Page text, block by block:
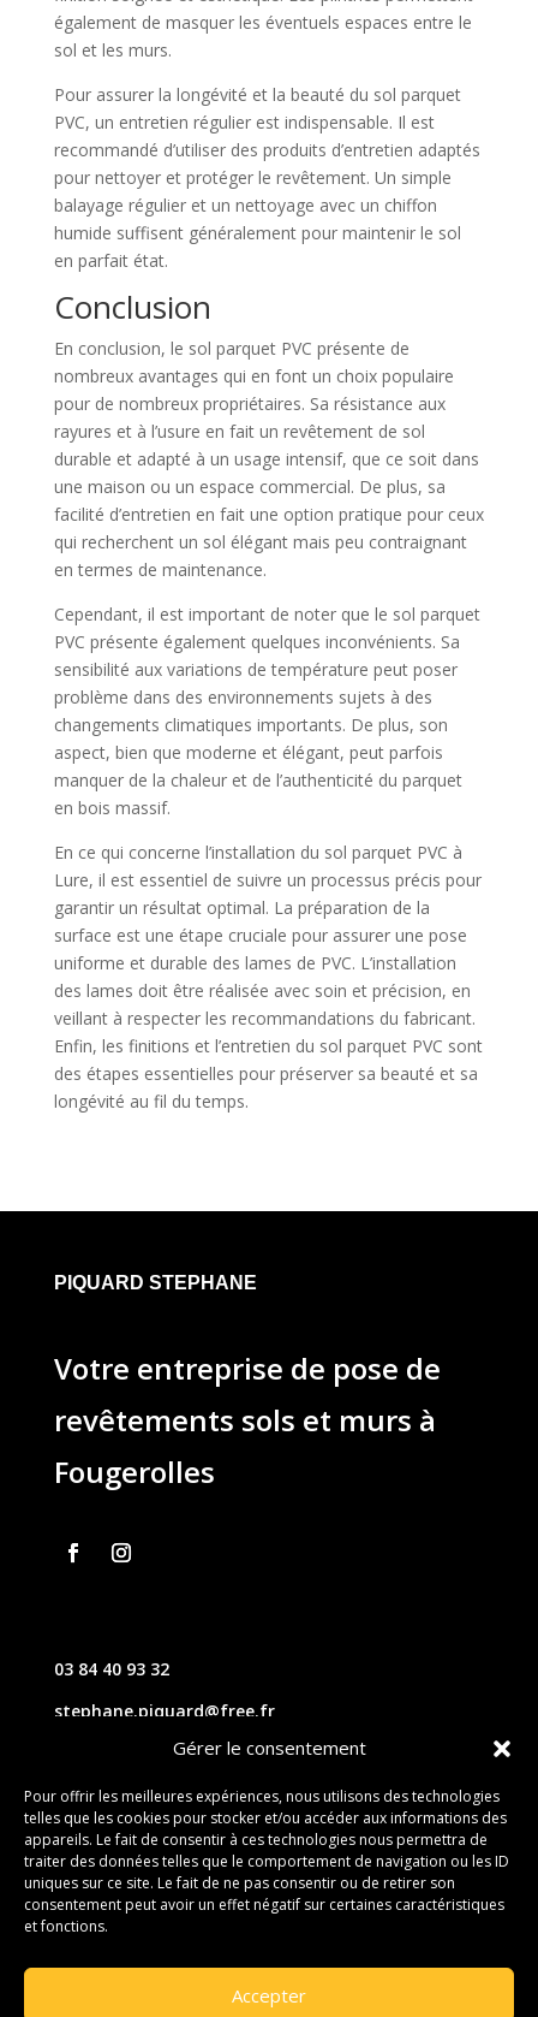
Gérer le consentement
Pour offrir les meilleures expériences, nous utilisons des technologies
telles que les cookies pour stocker et/ou accéder aux informations des
appareils. Le fait de consentir à ces technologies nous permettra de
traiter des données telles que le comportement de navigation ou les ID
uniques sur ce site. Le fait de ne pas consentir ou de retirer son
consentement peut avoir un effet négatif sur certaines caractéristiques
et fonctions.
Accepter
également de masquer les éventuels espaces entre le
sol et les murs.
Pour assurer la longévité et la beauté du sol parquet
PVC, un entretien régulier est indispensable. Il est
recommandé d’utiliser des produits d’entretien adaptés
pour nettoyer et protéger le revêtement. Un simple
balayage régulier et un nettoyage avec un chiffon
humide suffisent généralement pour maintenir le sol
en parfait état.
Conclusion
En conclusion, le sol parquet PVC présente de
nombreux avantages qui en font un choix populaire
pour de nombreux propriétaires. Sa résistance aux
rayures et à l’usure en fait un revêtement de sol
durable et adapté à un usage intensif, que ce soit dans
une maison ou un espace commercial. De plus, sa
facilité d’entretien en fait une option pratique pour ceux
qui recherchent un sol élégant mais peu contraignant
en termes de maintenance.
Cependant, il est important de noter que le sol parquet
PVC présente également quelques inconvénients. Sa
sensibilité aux variations de température peut poser
problème dans des environnements sujets à des
changements climatiques importants. De plus, son
aspect, bien que moderne et élégant, peut parfois
manquer de la chaleur et de l’authenticité du parquet
en bois massif.
En ce qui concerne l’installation du sol parquet PVC à
Lure, il est essentiel de suivre un processus précis pour
garantir un résultat optimal. La préparation de la
surface est une étape cruciale pour assurer une pose
uniforme et durable des lames de PVC. L’installation
des lames doit être réalisée avec soin et précision, en
veillant à respecter les recommandations du fabricant.
Enfin, les finitions et l’entretien du sol parquet PVC sont
des étapes essentielles pour préserver sa beauté et sa
longévité au fil du temps.
PIQUARD STEPHANE
Votre entreprise de pose de
revêtements sols et murs à
Fougerolles
03 84 40 93 32
stephane.piquard@free.fr
61 les chavannes – 70220 FOUGEROLLES
Contact